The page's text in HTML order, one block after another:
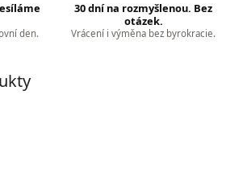
den.
30 dní na rozmyšlenou. Bez
otázek.
Vrácení i výměna bez byrokracie.